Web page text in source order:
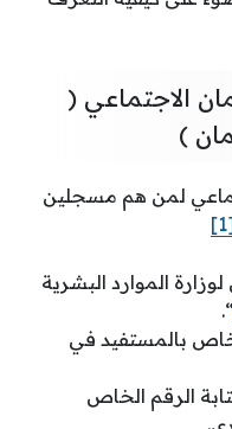
الاجتماعي (
)
لمن هم مسجلين
الموارد البشرية
“.
بالمستفيد في
الرقم الخاص